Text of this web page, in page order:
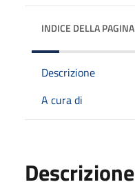
INDICE DELLA PAGINA
Descrizione
A cura di
Descrizione